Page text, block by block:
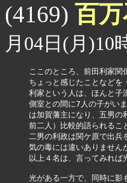
(4169) 百
月04日(月)10
ここのところ、前田利家関
ちょっと感じたことなどを
利家という人は、ほんと子
側室との間に7人の子がい
は加賀藩主になり、五男の
前二人）比較的語られるこ
二男の利政は関ケ原で出兵
気の毒には違いありません
以上４名は、言ってみれば
光がある一方で、同時に影